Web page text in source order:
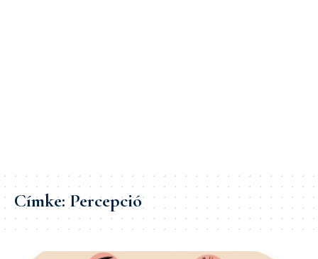
Címke:Percepció